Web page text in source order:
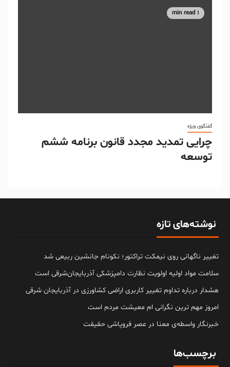
1 min read
گفتگوی ویژه
چرایی تمدید مجدد قانون برنامه ششم
توسعه
نوشته‌های تازه
تغییر ناگهانی روی نیمکت تراکتور؛ نکونام جانشین ربیعی شد
سلامت مواد اولیه اولویت نظارت دامپزشکی آذربایجان‌شرقی است
هشدار درباره تداوم تغییر کاربری اراضی کشاورزی در آذربایجان شرقی
امروز مهم‌ ترین نگرانی‌ ام معیشت مردم است
خبرنگار واسطه‌ی معنا در عصر فروپاشی حقیقت
برچسب‌ها